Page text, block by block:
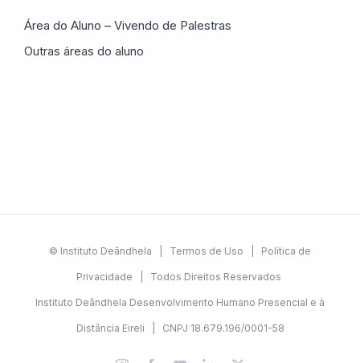
Área do Aluno – Vivendo de Palestras
Outras áreas do aluno
© Instituto Deândhela | Termos de Uso Política de
Privacidade | Todos Direitos Reservados
Instituto Deândhela Desenvolvimento Humano Presencial e à
Distância Eireli | CNPJ 18.679.196/0001-58